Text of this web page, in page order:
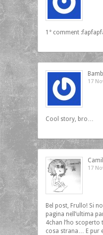
1° comment
17
Cool story, bro…
17
Bel post, Frullo! Si
pagina nell’ultima
4chan l’ho scoperto
cosa strana… E pur